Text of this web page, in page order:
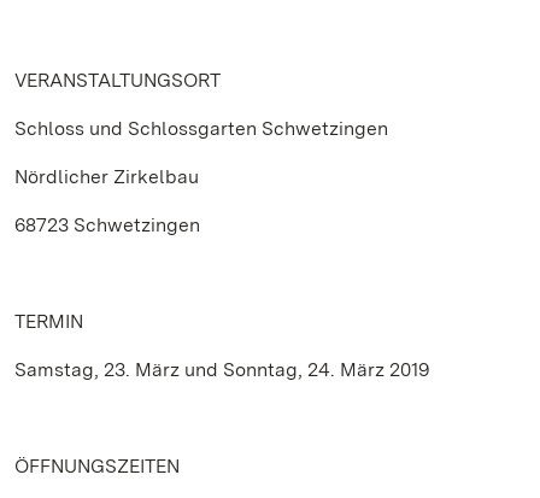
VERANSTALTUNGSORT
Schloss und Schlossgarten Schwetzingen
Nördlicher Zirkelbau
68723 Schwetzingen
TERMIN
Samstag, 23. März und Sonntag, 24. März 2019
ÖFFNUNGSZEITEN